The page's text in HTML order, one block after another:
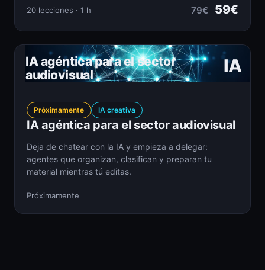
20 lecciones · 1 h 79€ 59€
IA
IA agéntica para el sector
audiovisual
Próximamente IA creativa
IA agéntica para el sector audiovisual
Deja de chatear con la IA y empieza a delegar:
agentes que organizan, clasifican y preparan tu
material mientras tú editas.
Próximamente